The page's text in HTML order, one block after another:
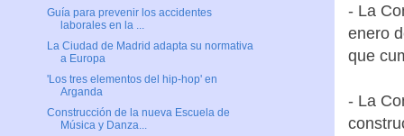
- La
enero
que
- La
Guía para prevenir los accidentes
laborales en la ...
La Ciudad de Madrid adapta su normativa
a Europa
'Los tres elementos del hip-hop' en
Arganda
Construcción de la nueva Escuela de
Música y Danza...